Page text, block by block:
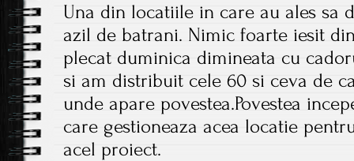
Una din locatiile in care au ales sa
azil de batrani. Nimic foarte iesit
plecat duminica dimineata cu
si am distribuit cele 60 si ceva de
unde apare povestea.Povestea
care gestioneaza acea locatie
acel proiect.